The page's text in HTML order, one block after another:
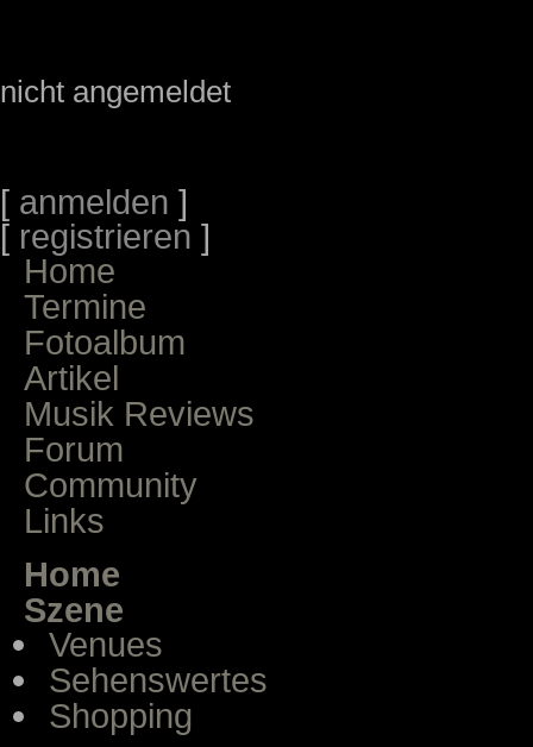
nicht angemeldet
[ anmelden ]
[ registrieren ]
Home
Termine
Fotoalbum
Artikel
Musik Reviews
Forum
Community
Links
Home
Szene
Venues
Sehenswertes
Shopping